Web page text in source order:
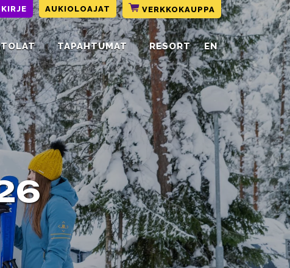
AUKIOLOAJAT VERKKOKAUPPA
TAPAHTUMAT RESORT EN